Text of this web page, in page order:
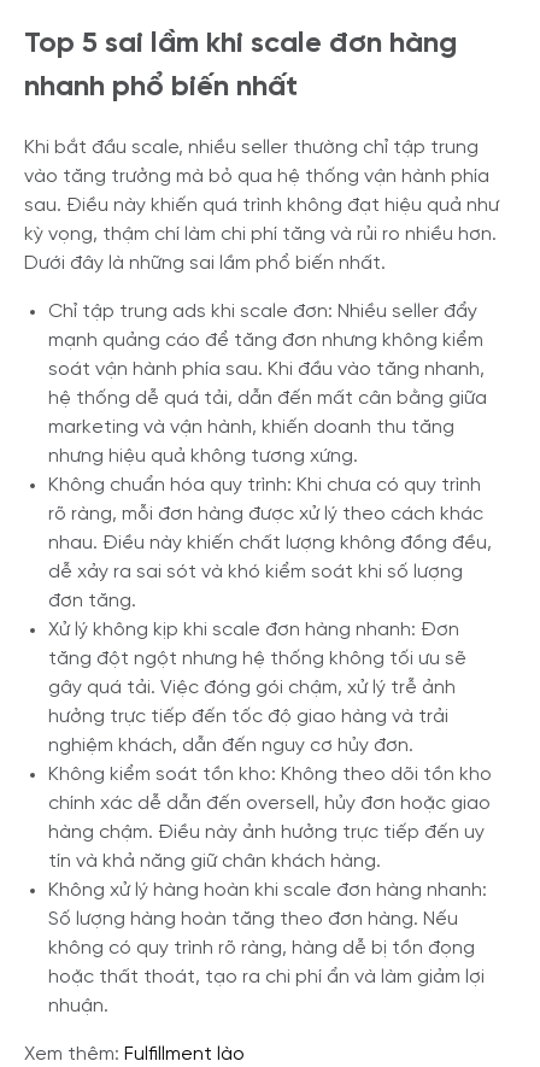
Top 5 sai lầm khi scale đơn hàng
nhanh phổ biến nhất
Khi bắt đầu scale, nhiều seller thường chỉ tập trung
vào tăng trưởng mà bỏ qua hệ thống vận hành phía
sau. Điều này khiến quá trình không đạt hiệu quả như
kỳ vọng, thậm chí làm chi phí tăng và rủi ro nhiều hơn.
Dưới đây là những sai lầm phổ biến nhất.
Chỉ tập trung ads khi scale đơn: Nhiều seller đẩy
mạnh quảng cáo để tăng đơn nhưng không kiểm
soát vận hành phía sau. Khi đầu vào tăng nhanh,
hệ thống dễ quá tải, dẫn đến mất cân bằng giữa
marketing và vận hành, khiến doanh thu tăng
nhưng hiệu quả không tương xứng.
Không chuẩn hóa quy trình: Khi chưa có quy trình
rõ ràng, mỗi đơn hàng được xử lý theo cách khác
nhau. Điều này khiến chất lượng không đồng đều,
dễ xảy ra sai sót và khó kiểm soát khi số lượng
đơn tăng.
Xử lý không kịp khi scale đơn hàng nhanh: Đơn
tăng đột ngột nhưng hệ thống không tối ưu sẽ
gây quá tải. Việc đóng gói chậm, xử lý trễ ảnh
hưởng trực tiếp đến tốc độ giao hàng và trải
nghiệm khách, dẫn đến nguy cơ hủy đơn.
Không kiểm soát tồn kho: Không theo dõi tồn kho
chính xác dễ dẫn đến oversell, hủy đơn hoặc giao
hàng chậm. Điều này ảnh hưởng trực tiếp đến uy
tín và khả năng giữ chân khách hàng.
Không xử lý hàng hoàn khi scale đơn hàng nhanh:
Số lượng hàng hoàn tăng theo đơn hàng. Nếu
không có quy trình rõ ràng, hàng dễ bị tồn đọng
hoặc thất thoát, tạo ra chi phí ẩn và làm giảm lợi
nhuận.
Xem thêm: Fulfillment lào